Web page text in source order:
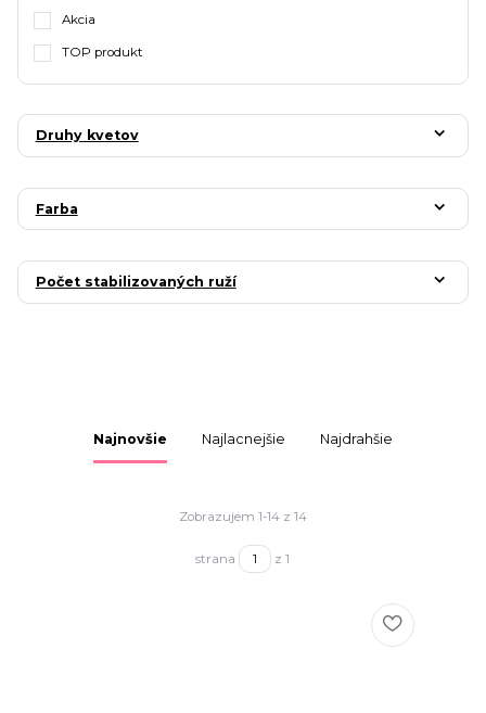
Akcia
TOP produkt
Druhy kvetov
Farba
Počet stabilizovaných ruží
Najnovšie Najlacnejšie Najdrahšie
Zobrazujem 1-14 z 14
strana z 1